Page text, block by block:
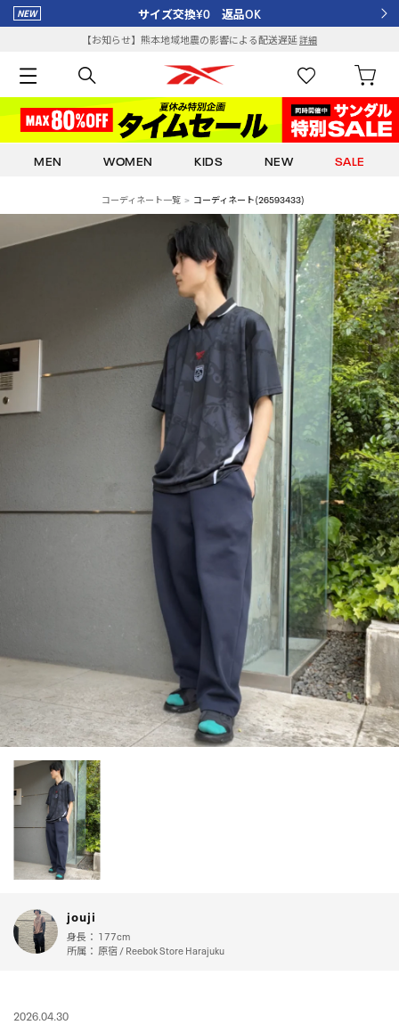
サイズ交換¥0 返品OK
【お知らせ】熊本地域地震の影響による配送遅延詳細
MEN WOMEN KIDS NEW SALE
コーディネート一覧 コーディネート(26593433)
jouji
身長： 177cm
所属： 原宿 / Reebok Store Harajuku
2026.04.30